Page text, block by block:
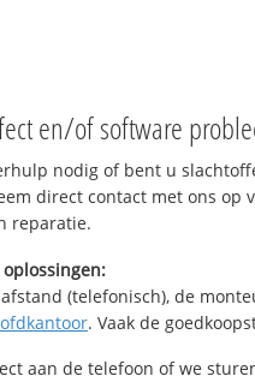
en/of software
nodig of bent u
direct contact met ons op
reparatie.
(telefonisch), de
. Vaak de
aan de telefoon of we